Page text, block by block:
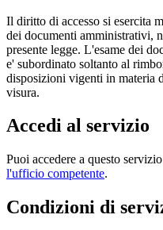
Il diritto di accesso si esercita
dei documenti amministrativi,
presente legge. L'esame dei
e' subordinato soltanto al
disposizioni vigenti in materia
visura.
Accedi al servizio
Puoi accedere a questo
l'ufficio competente.
Condizioni di